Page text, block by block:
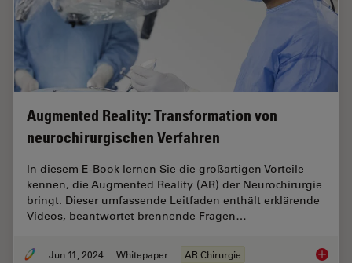
Augmented Reality: Transformation von
neurochirurgischen Verfahren
In diesem E-Book lernen Sie die großartigen Vorteile
kennen, die Augmented Reality (AR) der Neurochirurgie
bringt. Dieser umfassende Leitfaden enthält erklärende
Videos, beantwortet brennende Fragen…
Jun 11, 2024 Whitepaper AR Chirurgie